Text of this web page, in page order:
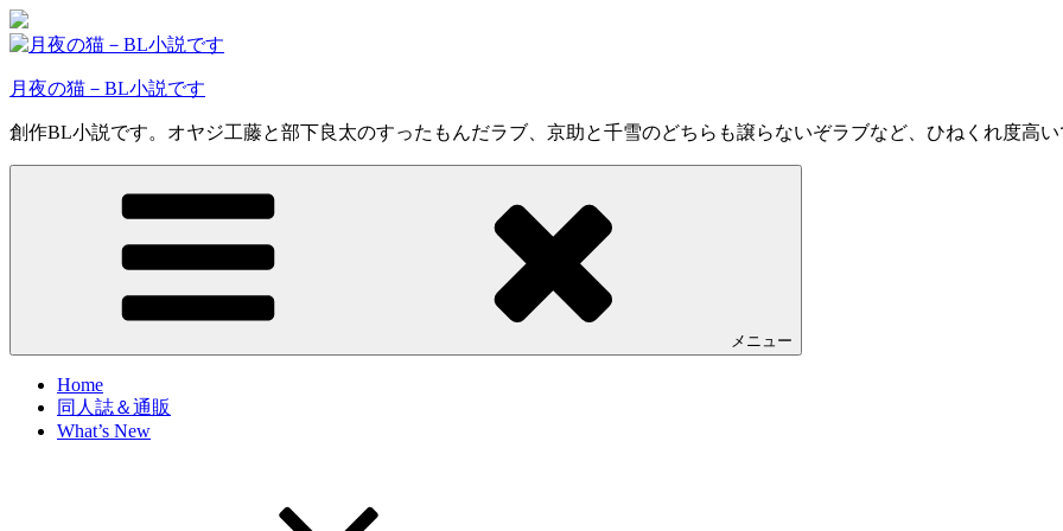
コ
ン
ン
ツ
へ
ス
月夜の猫－BL小説です
創作BL小説です。オヤジ工藤と部下良太のすったもんだラブ、京助と千雪のどちらも譲らないぞラブなど、ひねくれ度高い
メニュー
Home
同人誌＆通販
What’s New